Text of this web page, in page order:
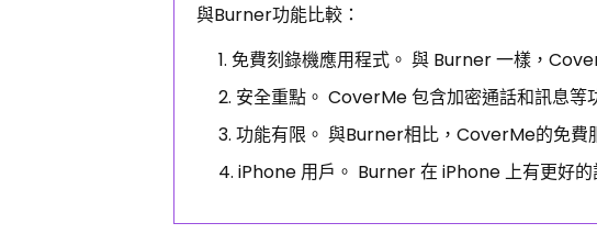
與Burner功能比較：
免費刻錄機應用程式。 與 Burner 一樣，
安全重點。 CoverMe 包含加密通話和訊息等
功能有限。 與Burner相比，CoverMe的免費
iPhone 用戶。 Burner 在 iPhone 上有更好